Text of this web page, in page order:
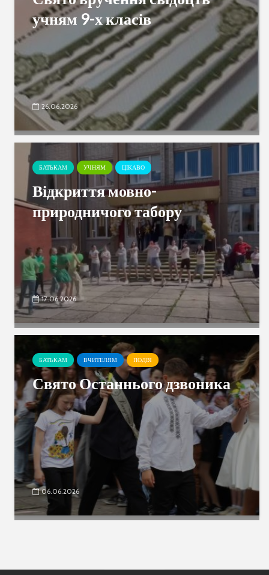
учням 9-х класів
26.06.2026
БАТЬКАМ УЧНЯМ ЦІКАВО
Відкриття мовно-
природничого табору
17.06.2026
БАТЬКАМ ВЧИТЕЛЯМ ПОДІЯ
Свято Останнього дзвоника
06.06.2026